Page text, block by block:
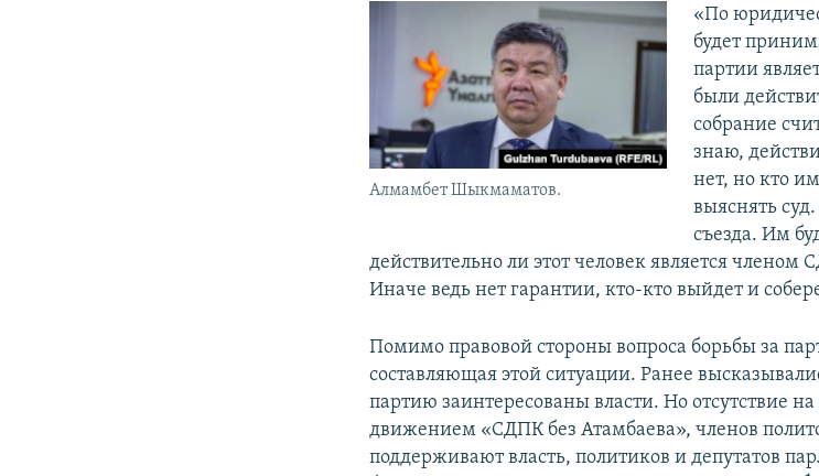
Алмамбет Шыкмаматов.
«По
будет
партии
были
собрание
знаю,
нет, но кто
выяснять
съезда. Им
действительно ли этот человек является членом
Иначе ведь нет гарантии, кто-кто выйдет и
Помимо правовой стороны вопроса борьбы за
составляющая этой ситуации. Ранее
партию заинтересованы власти. Но отсутствие
движением «СДПК без Атамбаева», членов
поддерживают власть, политиков и депутатов